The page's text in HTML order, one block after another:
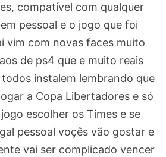
compatível com qualquer
pessoal e o jogo que foi
vim com novas faces muito
de ps4 que e muito reais
instalem lembrando que
a Copa Libertadores e só
escolher os Times e se
pessoal voçês vão gostar e
vai ser complicado vencer